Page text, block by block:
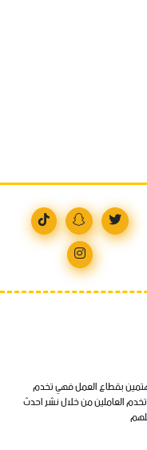
بقطاع العمل فهي تخدم
العاملين من خلال نشر احدث